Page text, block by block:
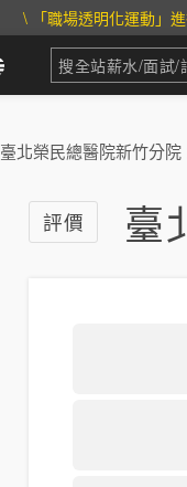
\ 「職場透明化運動」
臺北榮民總醫院新竹分院
評價 臺